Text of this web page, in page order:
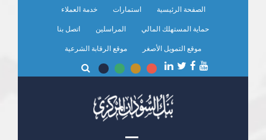
الصفحة الرئيسية استمارات خدمة العملاء
حماية المستهلك المالي المراسلين اتصل بنا
موقع التمويل الأصغر موقع الرقابة الشرعية